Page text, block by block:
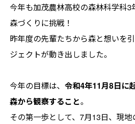
今年も加茂農林高校の森林科学科3
森づくりに挑戦！
昨年度の先輩たちから森と想いを
ジェクトが動き出しました。
今年の目標は、 令和4年11月8日に
森から観察すること。
その第一歩として、7月13日、現